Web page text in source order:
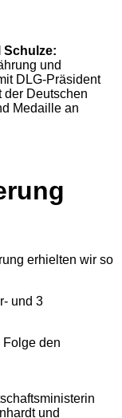
Schulze:
und
DLG-Präsident
der Deutschen
Medaille an
erhielten wir so
und 3
Folge den